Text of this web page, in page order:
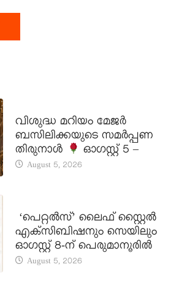
വിശുദ്ധ മറിയം മേജർ
ബസിലിക്കയുടെ സമർപ്പണ
തിരുനാൾ
ഓഗസ്റ്റ് 5 –
August 5, 2026
‘പെറ്റൽസ്’ ലൈഫ് സ്റ്റൈൽ
എക്സിബിഷനും സെയിലും
ഓഗസ്റ്റ് 8-ന് പെരുമാനൂരിൽ
August 5, 2026